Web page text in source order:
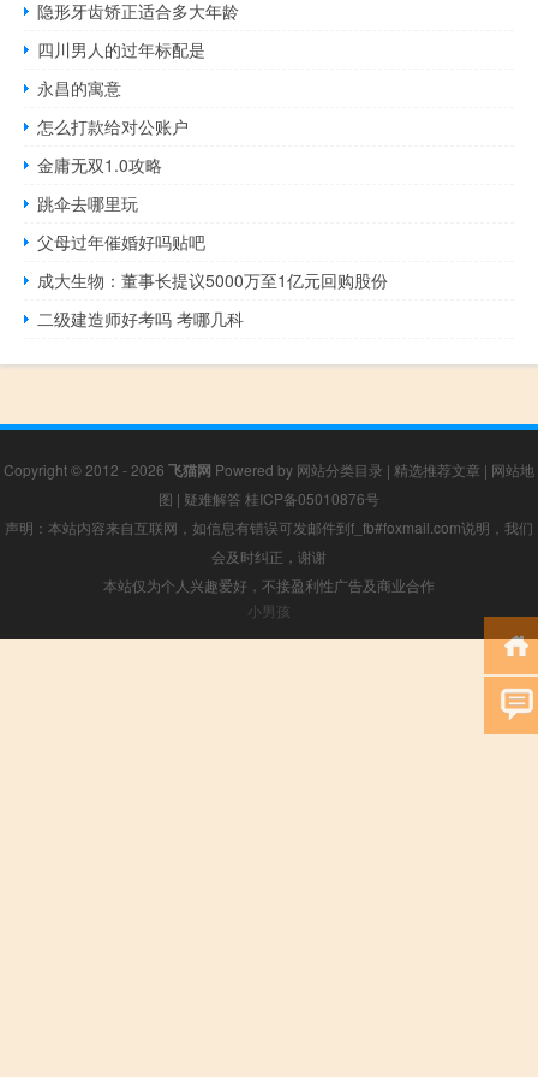
隐形牙齿矫正适合多大年龄
四川男人的过年标配是
永昌的寓意
怎么打款给对公账户
金庸无双1.0攻略
跳伞去哪里玩
父母过年催婚好吗贴吧
成大生物：董事长提议5000万至1亿元回购股份
二级建造师好考吗 考哪几科
Copyright © 2012 - 2026 飞猫网 Powered by 网站分类目录 | 精选推荐文章 | 网站地
图 | 疑难解答 桂ICP备05010876号
声明：本站内容来自互联网，如信息有错误可发邮件到f_fb#foxmail.com说明，我们
会及时纠正，谢谢
本站仅为个人兴趣爱好，不接盈利性广告及商业合作
小男孩